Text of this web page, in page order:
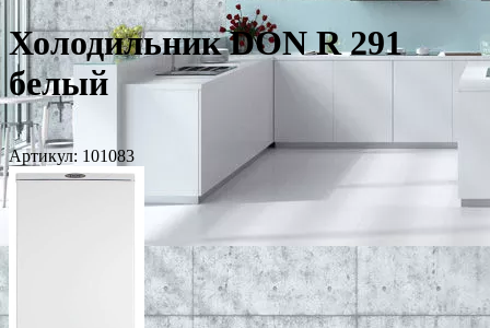
Холодильник DON R 291
белый
Артикул: 101083